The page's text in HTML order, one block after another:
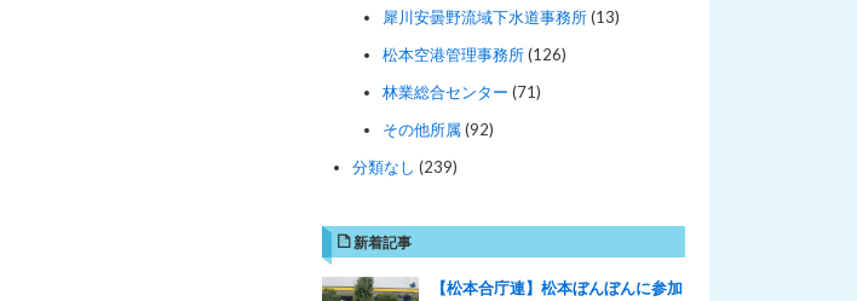
犀川安曇野流域下水道事務所(13)
松本空港管理事務所(126)
林業総合センター (71)
その他所属(92)
分類なし (239)
新着記事
【松本合庁連】松本ぼんぼんに参加